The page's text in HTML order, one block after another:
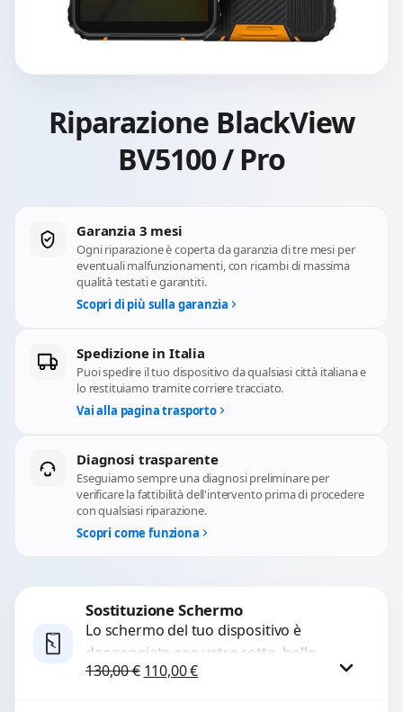
Riparazione BlackView
BV5100 / Pro
Garanzia 3 mesi
Ogni riparazione è coperta da garanzia di tre mesi per
eventuali malfunzionamenti, con ricambi di massima
qualità testati e garantiti.
Scopri di più sulla garanzia
Spedizione in Italia
Puoi spedire il tuo dispositivo da qualsiasi città italiana e
lo restituiamo tramite corriere tracciato.
Vai alla pagina trasporto
Diagnosi trasparente
Eseguiamo sempre una diagnosi preliminare per
verificare la fattibilità dell'intervento prima di procedere
con qualsiasi riparazione.
Scopri come funziona
Sostituzione Schermo
Lo schermo del tuo dispositivo è
danneggiato con vetro rotto, bolle,
macchie, schermo nero o pixel morti?
130,00€ Il prezzo originale era: 130,00 €.
110,00€Il prezzo attuale è: 110,00 €.